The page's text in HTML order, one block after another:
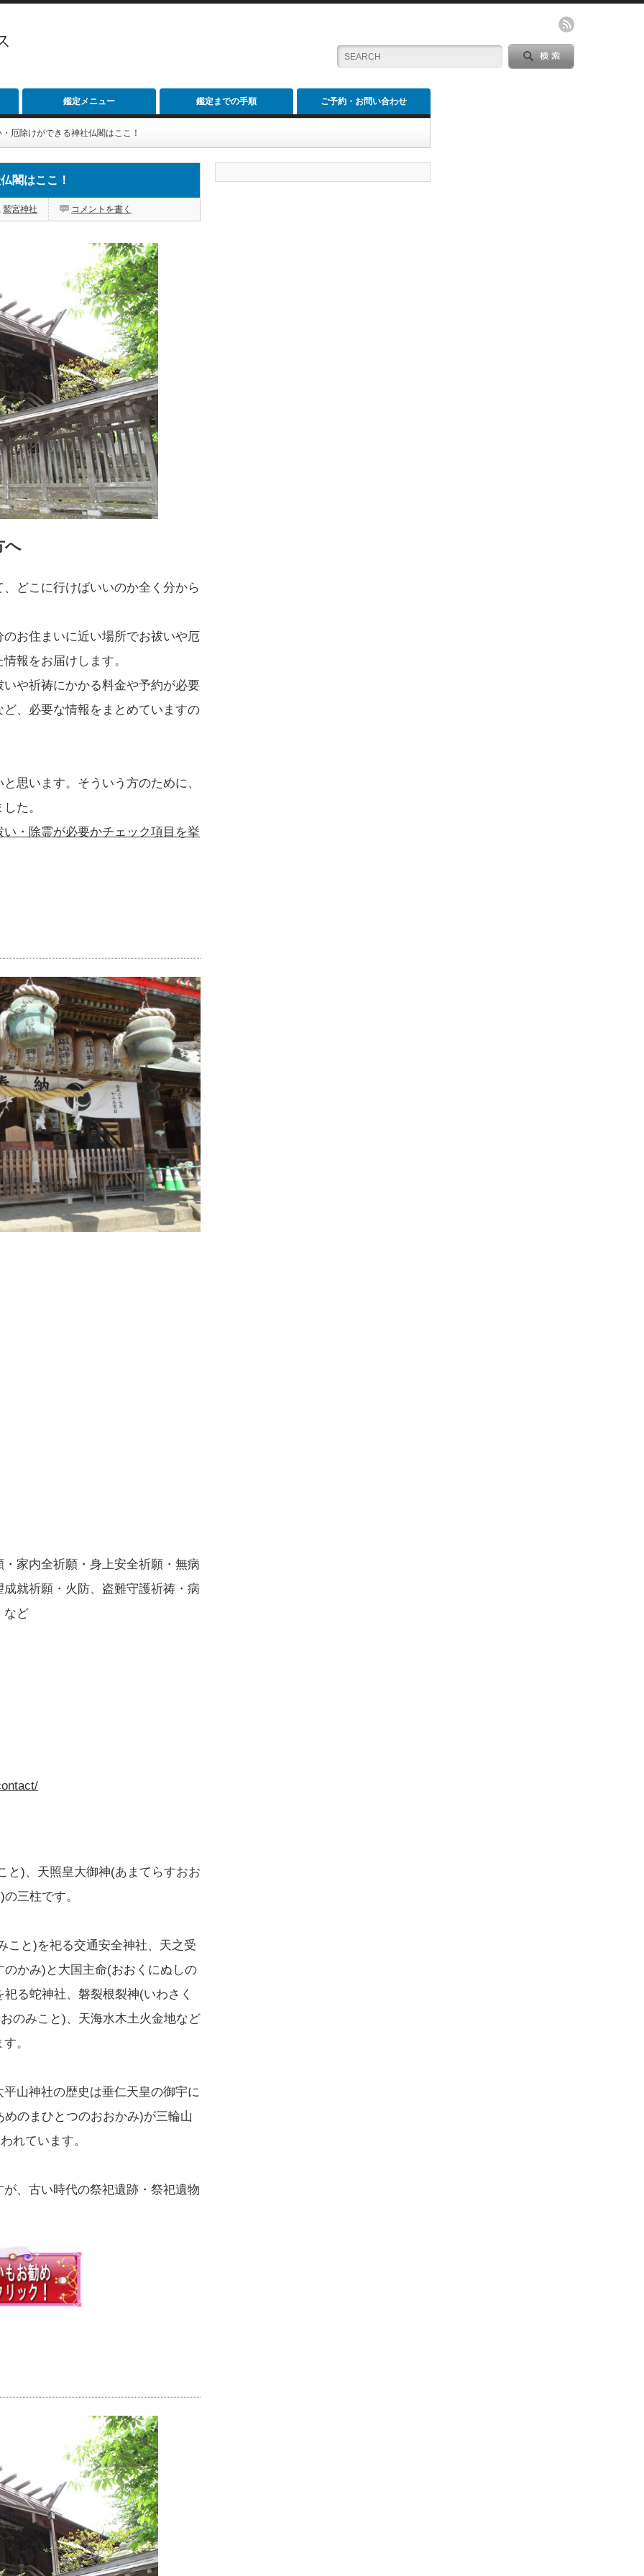
鑑定メニュー 鑑定までの手順 ご予約・お問い合わせ
厄除けができる神社仏閣はここ！
閣はここ！
鷲宮神社 コメントを書く
へ
どこに行けばいいのか全く分から
お住まいに近い場所でお祓いや厄
報をお届けします。
や祈祷にかかる料金や予約が必要
、必要な情報をまとめていますの
思います。そういう方のために、
た。
・除霊が必要かチェック項目を挙
家内全祈願・身上安全祈願・無病
就祈願・火防、盗難守護祈祷・病
など
と)、天照皇大御神(あまてらすおお
三柱です。
こと)を祀る交通安全神社、天之受
かみ)と大国主命(おおくにぬしの
る蛇神社、磐裂根裂神(いわさく
のみこと)、天海水木土火金地など
。
山神社の歴史は垂仁天皇の御宇に
のまひとつのおおかみ)が三輪山
れています。
、古い時代の祭祀遺跡・祭祀遺物